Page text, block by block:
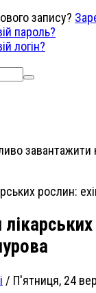
запису?
пароль?
логін?
завантажити
/ П'ятниця, 24